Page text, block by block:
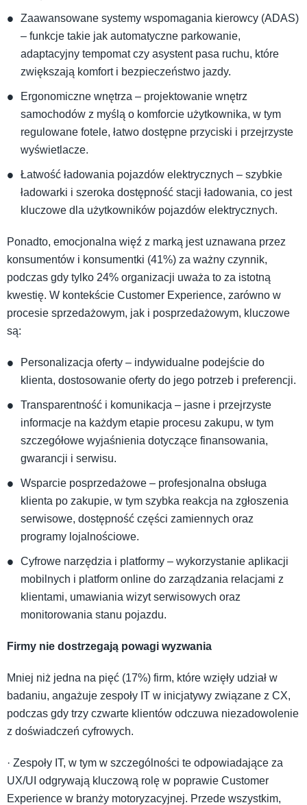
Zaawansowane systemy wspomagania kierowcy (ADAS)
– funkcje takie jak automatyczne parkowanie,
adaptacyjny tempomat czy asystent pasa ruchu, które
zwiększają komfort i bezpieczeństwo jazdy.
Ergonomiczne wnętrza – projektowanie wnętrz
samochodów z myślą o komforcie użytkownika, w tym
regulowane fotele, łatwo dostępne przyciski i przejrzyste
wyświetlacze.
Łatwość ładowania pojazdów elektrycznych – szybkie
ładowarki i szeroka dostępność stacji ładowania, co jest
kluczowe dla użytkowników pojazdów elektrycznych.
Ponadto, emocjonalna więź z marką jest uznawana przez
konsumentów i konsumentki (41%) za ważny czynnik,
podczas gdy tylko 24% organizacji uważa to za istotną
kwestię. W kontekście Customer Experience, zarówno w
procesie sprzedażowym, jak i posprzedażowym, kluczowe
są:
Personalizacja oferty – indywidualne podejście do
klienta, dostosowanie oferty do jego potrzeb i preferencji.
Transparentność i komunikacja – jasne i przejrzyste
informacje na każdym etapie procesu zakupu, w tym
szczegółowe wyjaśnienia dotyczące finansowania,
gwarancji i serwisu.
Wsparcie posprzedażowe – profesjonalna obsługa
klienta po zakupie, w tym szybka reakcja na zgłoszenia
serwisowe, dostępność części zamiennych oraz
programy lojalnościowe.
Cyfrowe narzędzia i platformy – wykorzystanie aplikacji
mobilnych i platform online do zarządzania relacjami z
klientami, umawiania wizyt serwisowych oraz
monitorowania stanu pojazdu.
Firmy nie dostrzegają powagi wyzwania
Mniej niż jedna na pięć (17%) firm, które wzięły udział w
badaniu, angażuje zespoły IT w inicjatywy związane z CX,
podczas gdy trzy czwarte klientów odczuwa niezadowolenie
z doświadczeń cyfrowych.
· Zespoły IT, w tym w szczególności te odpowiadające za
UX/UI odgrywają kluczową rolę w poprawie Customer
Experience w branży motoryzacyjnej. Przede wszystkim,